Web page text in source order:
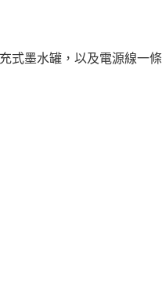
式墨水罐，以及電源線一條